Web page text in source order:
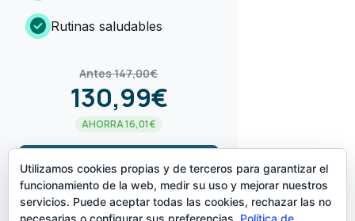
check_circle Rutinas saludables
Antes 147,00€
130,99€
AHORRA 16,01€
¡LO QUIERO!arrow_forward
CREADO POR
Utilizamos cookies propias y de terceros para garantizar el
funcionamiento de la web, medir su uso y mejorar nuestros
servicios. Puede aceptar todas las cookies, rechazar las no
necesarias o configurar sus preferencias. Política de